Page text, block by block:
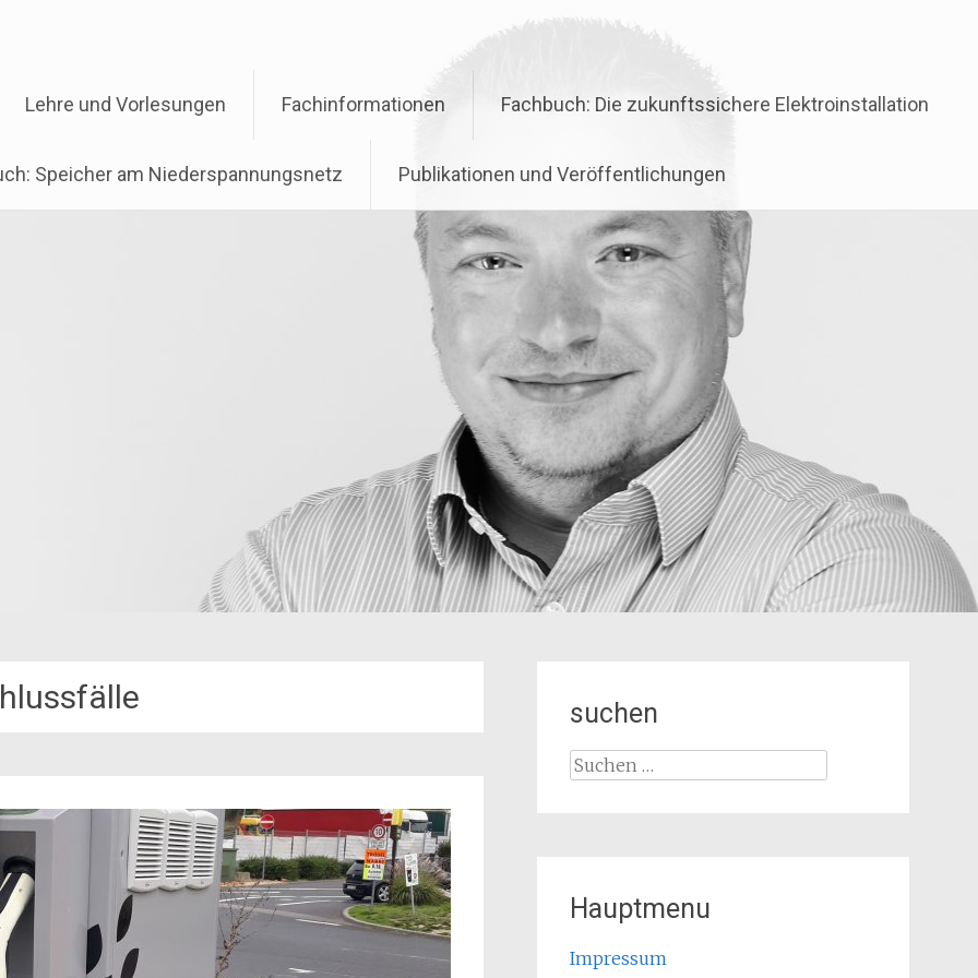
Lehre und Vorlesungen Fachinformationen Fachbuch: Die zukunftssichere Elektroinstallation
Speicher am Niederspannungsnetz Publikationen und Veröffentlichungen
suchen
Suchen
Hauptmenu
Impressum